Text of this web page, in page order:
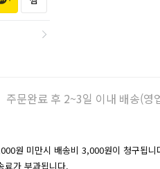
주문완료 후 2~3일 이내 배송(영
원 미만시 배송비 3,000원이 청구됩니
료가 부과됩니다.